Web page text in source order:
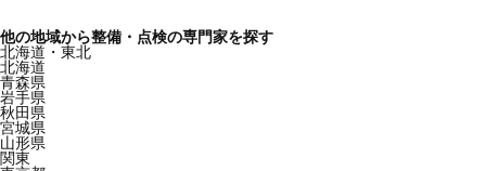
他の地域から整備・点検の専門家を探す
北海道・東北
北海道
青森県
岩手県
秋田県
宮城県
山形県
関東